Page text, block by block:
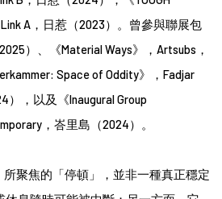
A，日惹（2023）。曾參與聯展包
）、《Material Ways》，Artsubs，
Space of Oddity》，Fadjar
），以及《Inaugural Group
，峇里島（2024）。
所聚焦的「停頓」，並非一種真正穩定